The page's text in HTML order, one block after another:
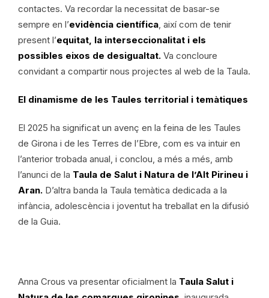
contactes. Va recordar la necessitat de basar-se
sempre en l’evidència científica, així com de tenir
present l’equitat, la interseccionalitat i els
possibles eixos de desigualtat. Va concloure
convidant a compartir nous projectes al web de la Taula.
El dinamisme de les Taules territorial i temàtiques
El 2025 ha significat un avenç en la feina de les Taules
de Girona i de les Terres de l’Ebre, com es va intuir en
l’anterior trobada anual, i conclou, a més a més, amb
l’anunci de la Taula de Salut i Natura de l’Alt Pirineu i
Aran. D’altra banda la Taula temàtica dedicada a la
infància, adolescència i joventut ha treballat en la difusió
de la Guia.
Anna Crous va presentar oficialment la Taula Salut i